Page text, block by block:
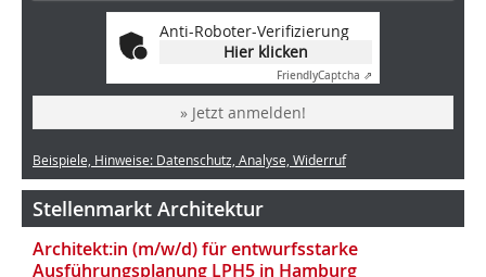
Anti-Roboter-Verifizierung
Hier klicken
FriendlyCaptcha ⇗
» Jetzt anmelden!
Beispiele, Hinweise: Datenschutz, Analyse, Widerruf
Stellenmarkt Architektur
Architekt:in (m/w/d) für entwurfsstarke
Ausführungsplanung LPH5 in Hamburg